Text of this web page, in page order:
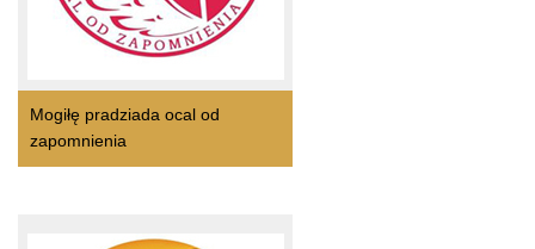
Mogiłę pradziada ocal od
zapomnienia